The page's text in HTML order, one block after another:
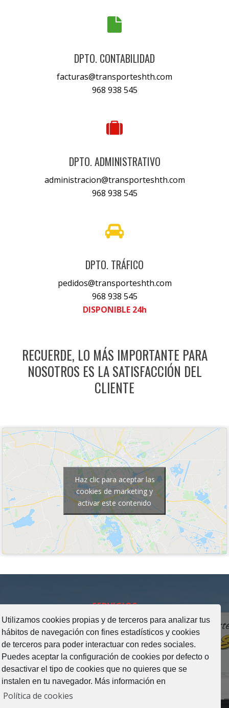
Utilizamos cookies propias y de terceros para analizar tus
hábitos de navegación con fines estadísticos y cookies
de terceros para poder interactuar con redes sociales.
Puedes aceptar la configuración de cookies por defecto o
desactivar el tipo de cookies que no quieres que se
instalen en tu navegador. Más información en
Política de cookies
DPTO. CONTABILIDAD
facturas@transporteshth.com
968 938 545
DPTO. ADMINISTRATIVO
administracion@transporteshth.com
968 938 545
DPTO. TRÁFICO
pedidos@transporteshth.com
968 938 545
DISPONIBLE 24h
RECUERDE, LO MÁS IMPORTANTE PARA
NOSOTROS ES LA SATISFACCIÓN DEL
CLIENTE
Haz clic para aceptar las
cookies de marketing y
activar este contenido
SERVICIOS